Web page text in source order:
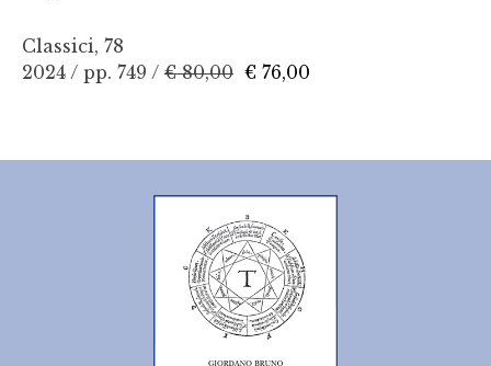
Classici, 78
2024 / pp. 749 / € 80,00 € 76,00